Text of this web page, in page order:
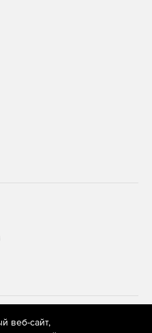
применяются
(информационные технологии
веб-сайт,